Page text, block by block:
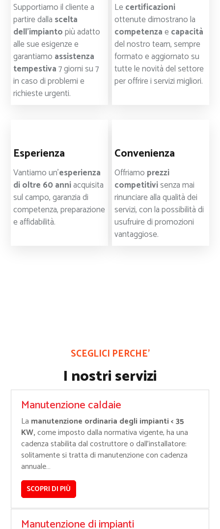
Supportiamo il cliente a
partire dalla scelta
dell’impiantopiù adatto
alle sue esigenze e
garantiamo assistenza
tempestiva7 giorni su 7
in caso di problemi e
richieste urgenti.
Lecertificazioni
ottenute dimostrano la
competenzaecapacità
del nostro team, sempre
formato e aggiornato su
tutte le novità del settore
per offrire i servizi migliori.
Esperienza
Vantiamo un’esperienza
di oltre 60 anniacquisita
sul campo, garanzia di
competenza, preparazione
e affidabilità.
Convenienza
Offriamo prezzi
competitivisenza mai
rinunciare alla qualità dei
servizi, con la possibilità di
usufruire di promozioni
vantaggiose.
SCEGLICI PERCHE’
I nostri servizi
Manutenzione caldaie
La manutenzione ordinaria degli impianti < 35
KW,come imposto dalla normativa vigente, ha una
cadenza stabilita dal costruttore o dall’installatore:
solitamente si tratta di manutenzione con cadenza
annuale…
SCOPRI DI PIÙ
Manutenzione di impianti